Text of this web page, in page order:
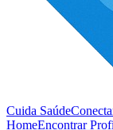
Cuida Saúde
HomeEncontrar